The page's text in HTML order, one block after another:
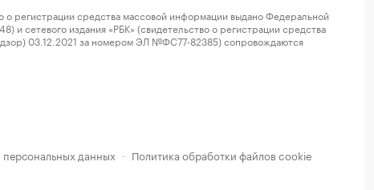
средства массовой информации выдано Федеральной
сетевого издания «РБК» (свидетельство о регистрации средства
03.12.2021 за номером ЭЛ №ФС77-82385) сопровождаются
данных · Политика обработки файлов cookie